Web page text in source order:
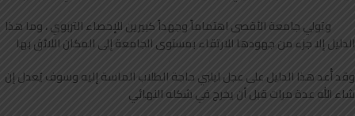
وتولي جامعة الأقصى اهتماماً وجهداً كبيرين للإحصاء التربوي ، وما هذا
الدليل إلا جزء من جهودها للارتقاء بمستوى الجامعة إلى المكان اللائق بها
وقد أُعد هذا الدليل على عجل ليلبي حاجة الطلاب الماسة إليه وسوف يُعدل إن
شاء الله عدة مرات قبل أن يخرج في شكله النهائي